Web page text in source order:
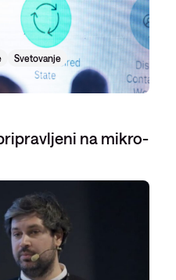
Svetovanje
na mikro-